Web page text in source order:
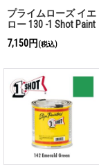
プライムローズ イエ
ロー 130 -1 Shot Paint
7,150円 (税込)